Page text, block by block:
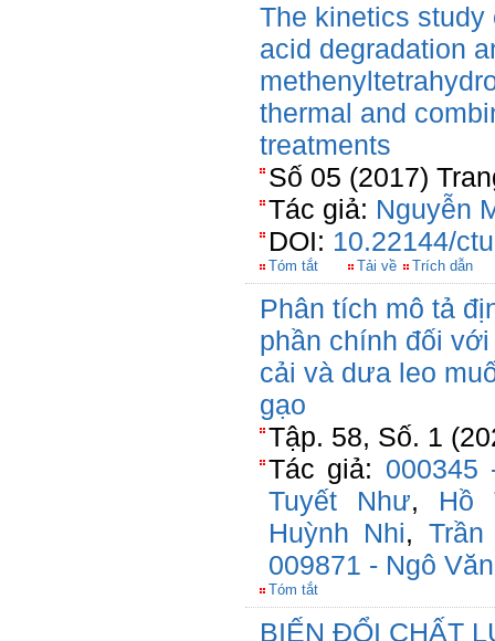
The kinetics study
acid degradation
thermal and
treatments
Số 05 (2017)
Tác giả: Nguyễn
DOI: 10.22144/
Tóm tắt Tải về Trích dẫn
Phân tích mô tả
phần chính đối
cải và dưa leo
gạo
Tập. 58, Số. 1
Tác giả: 000345
Tuyết Như, Hồ
Huỳnh Nhi,
009871 - Ngô
Tóm tắt
BIẾN ĐỔI CHẤT